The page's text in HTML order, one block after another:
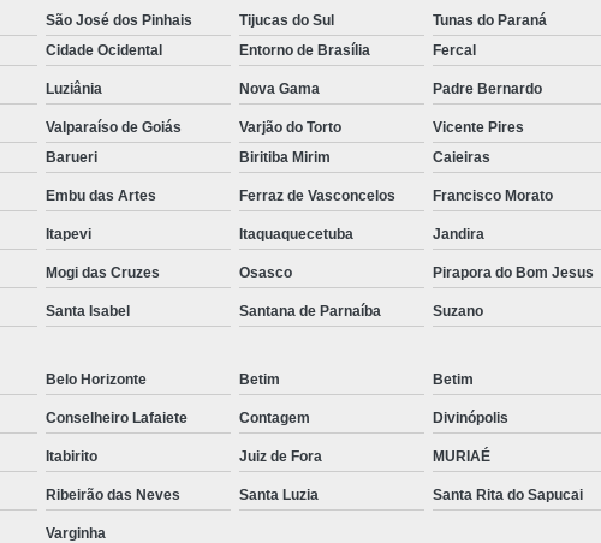
Dessecador de Vidro 250mm
Dessecador Laboratório de Química
Dessecadores para Laboratório
Detector de Gases para
Detector de Gás de Cozinha
Detector
Detector de Monóxido de
Detector de Vazamento de Gás
Equipamento para Laboratório de Bioquímica
Equipamento para Laboratório de
São José dos Pinhais Tijucas do Sul
Tunas do Paraná
Cidade Ocidental Entorno de Brasília Fercal
Luziânia Nova Gama Padre Bernardo
Valparaíso de Goiás Varjão do Torto Vicente Pires
Barueri Biritiba Mirim Caieiras
Embu das Artes Ferraz de Vasconcelos Francisco Morato
Itapevi Itaquaquecetuba Jandira
Mogi das Cruzes Osasco Pirapora do Bom Jesus
Santa Isabel Santana de Parnaíba Suzano
Belo Horizonte Betim Betim
Conselheiro Lafaiete Contagem Divinópolis
Itabirito Juiz de Fora MURIAÉ
Ribeirão das Neves Santa Luzia Santa Rita do Sapucai
Varginha